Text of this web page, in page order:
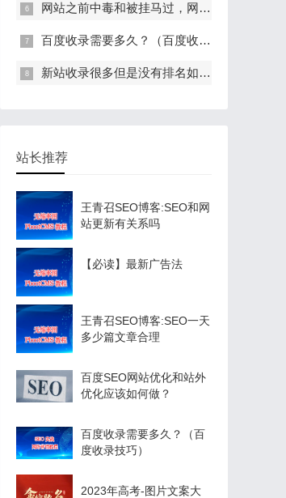
网站之前中毒和被挂马过，网站改版后为一直不收录原因分析
百度收录需要多久？（百度收录技巧）
新站收录很多但是没有排名如何解决?
站长推荐
王青召SEO博客:SEO和网
站更新有关系吗
【必读】最新广告法
王青召SEO博客:SEO一天
多少篇文章合理
百度SEO网站优化和站外
优化应该如何做？
百度收录需要多久？（百
度收录技巧）
2023年高考-图片文案大